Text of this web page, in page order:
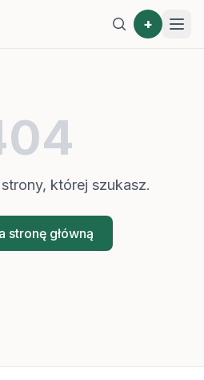
+
której szukasz.
stronę główną